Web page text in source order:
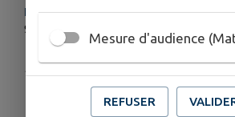
HORAIRES
9h-13h
Publié par Commune de Claret
Mesure d'audience
REFUSER